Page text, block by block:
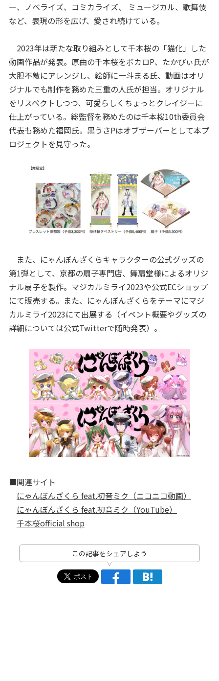
ー、ノベライズ、コミカライズ、 ミュージカル、歌舞伎
など、表現の形を広げ、愛され続けている。
2023年は新たな取り組みとして千本桜の「猫化」した
動画作品が発表。原曲の千本桜をボカロP、たかぴぃ氏が
大胆不敵にアレンジし、絵師に一斗まる氏、動画はオリ
ジナルでも制作を務めた三重の人氏が担当。オリジナル
をリスペクトしつつ、可愛らしくちょっとクレイジーに
仕上がっている。総監督を務めたのは千本桜10th委員会
代表も務めた福岡氏。黒うさPはオブザーバーとして本プ
ロジェクトを見守った。
また、にゃんぼんざくらキャラクターの公式グッズの
第1弾として、京都の扇子専門店、舞扇堂様によるオリジ
ナル扇子を製作。マジカルミライ2023や公式ECショップ
にて販売する。また、にゃんぼんざくらをテーマにマジ
カルミライ2023にて出展する（イベント概要やグッズの
詳細については公式Twitterで随時発表）。
■関連サイト
にゃんぼんざくら feat.初音ミク（ニコニコ動画）
にゃんぼんざくら feat.初音ミク（YouTube）
千本桜official shop
この記事をシェアしよう